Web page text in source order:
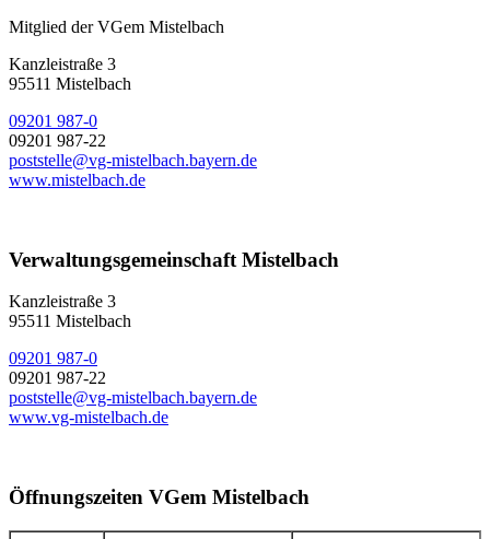
Mitglied der VGem Mistelbach
Kanzleistraße 3
95511 Mistelbach
09201 987-0
09201 987-22
poststelle@vg-mistelbach.bayern.de
www.mistelbach.de
Verwaltungsgemeinschaft Mistelbach
Kanzleistraße 3
95511 Mistelbach
09201 987-0
09201 987-22
poststelle@vg-mistelbach.bayern.de
www.vg-mistelbach.de
Öffnungszeiten VGem Mistelbach